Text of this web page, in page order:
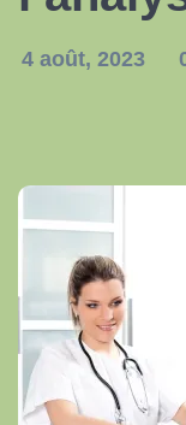
4 août, 2023